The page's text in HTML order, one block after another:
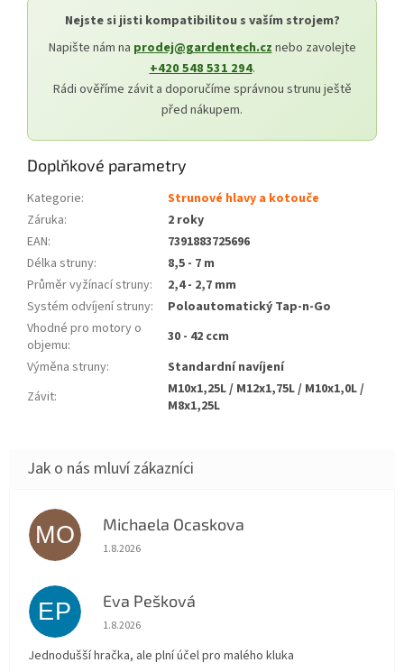
Nejste si jisti kompatibilitou s vaším strojem?
Napište nám na prodej@gardentech.cznebo zavolejte
+420 548 531 294.
Rádi ověříme závit a doporučíme správnou strunu ještě
před nákupem.
Doplňkové parametry
Kategorie:
Strunové hlavy a kotouče
Záruka:
2 roky
EAN:
7391883725696
Délka struny:
8,5 - 7 m
Průměr vyžínací struny:
2,4 - 2,7 mm
Systém odvíjení struny:
Poloautomatický Tap-n-Go
Vhodné pro motory o
objemu:
30 - 42 ccm
Výměna struny:
Standardní navíjení
Závit:
M10x1,25L / M12x1,75L / M10x1,0L /
M8x1,25L
MO Michaela Ocaskova
Hodnocení obchodu je 5 z 5 hvězdiček.
1.8.2026
EP Eva Pešková
Hodnocení obchodu je 5 z 5 hvězdiček.
1.8.2026
Jednodušší hračka, ale plní účel pro malého kluka